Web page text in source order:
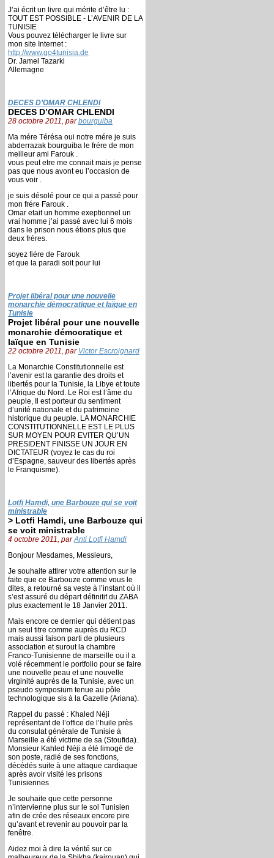
J’ai écrit un livre qui mérite d’être lu :
TOUT EST POSSIBLE - L’AVENIR DE LA
TUNISIE
Vous pouvez télécharger le livre sur
mon site Internet :
http://www.go4tunisia.de
Dr. Jamel Tazarki
Allemagne
DECES D’OMAR CHLENDI
DECES D’OMAR CHLENDI
28 octobre 2011, parbourguiba
Ma mére Térésa oui notre mére je suis
abderrazak bourguiba le frére de mon
meilleur ami Farouk .
vous peut etre me connait mais je pense
pas que nous avont eu l’occasion de
vous voir .
je suis désolé pour ce qui a passé pour
mon frére Farouk .
Omar etait un homme exeptionnel un
vrai homme j’ai passé avec lui 6 mois
dans le prison nous étions plus que
deux fréres.
soyez fiére de Farouk
et que la paradi soit pour lui
Projet libéral pour une nouvelle
monarchie démocratique et laïque en
Tunisie
Projet libéral pour une nouvelle
monarchie démocratique et
laïque en Tunisie
22 octobre 2011, par Victor Escroignard
La Monarchie Constitutionnelle est
l’avenir est la garantie des droits et
libertés pour la Tunisie, la Libye et toute
l’Afrique du Nord. Le Roi est l’âme du
peuple, Il est porteur du sentiment
d’unité nationale et du patrimoine
historique du peuple. LA MONARCHIE
CONSTITUTIONNELLE EST LE PLUS
SUR MOYEN POUR EVITER QU’UN
PRESIDENT FINISSE UN JOUR EN
DICTATEUR (voyez le cas du roi
d’Espagne, sauveur des libertés après
le Franquisme).
Lotfi Hamdi, une Barbouze qui se voit
ministrable
> Lotfi Hamdi, une Barbouze qui
se voit ministrable
4 octobre 2011, parAnti Lotfi Hamdi
Bonjour Mesdames, Messieurs,
Je souhaite attirer votre attention sur le
faite que ce Barbouze comme vous le
dites, a retourné sa veste à l’instant où il
s’est assuré du départ définitif du ZABA
plus exactement le 18 Janvier 2011.
Mais encore ce dernier qui détient pas
un seul titre comme auprès du RCD
mais aussi faison parti de plusieurs
association et surout la chambre
Franco-Tunisienne de marseille ou il a
volé récemment le portfolio pour se faire
une nouvelle peau et une nouvelle
virginité auprès de la Tunisie, avec un
pseudo symposium tenue au pôle
technologique sis à la Gazelle (Ariana).
Rappel du passé : Khaled Néji
représentant de l’office de l’huile près
du consulat générale de Tunisie à
Marseille a été victime de sa (Stoufida).
Monsieur Kahled Néji a été limogé de
son poste, radié de ses fonctions,
décédés suite à une attaque cardiaque
après avoir visité les prisons
Tunisiennes
Je souhaite que cette personne
n’intervienne plus sur le sol Tunisien
afin de crée des réseaux encore pire
qu’avant et revenir au pouvoir par la
fenêtre.
Aidez moi à dire la vérité sur ce